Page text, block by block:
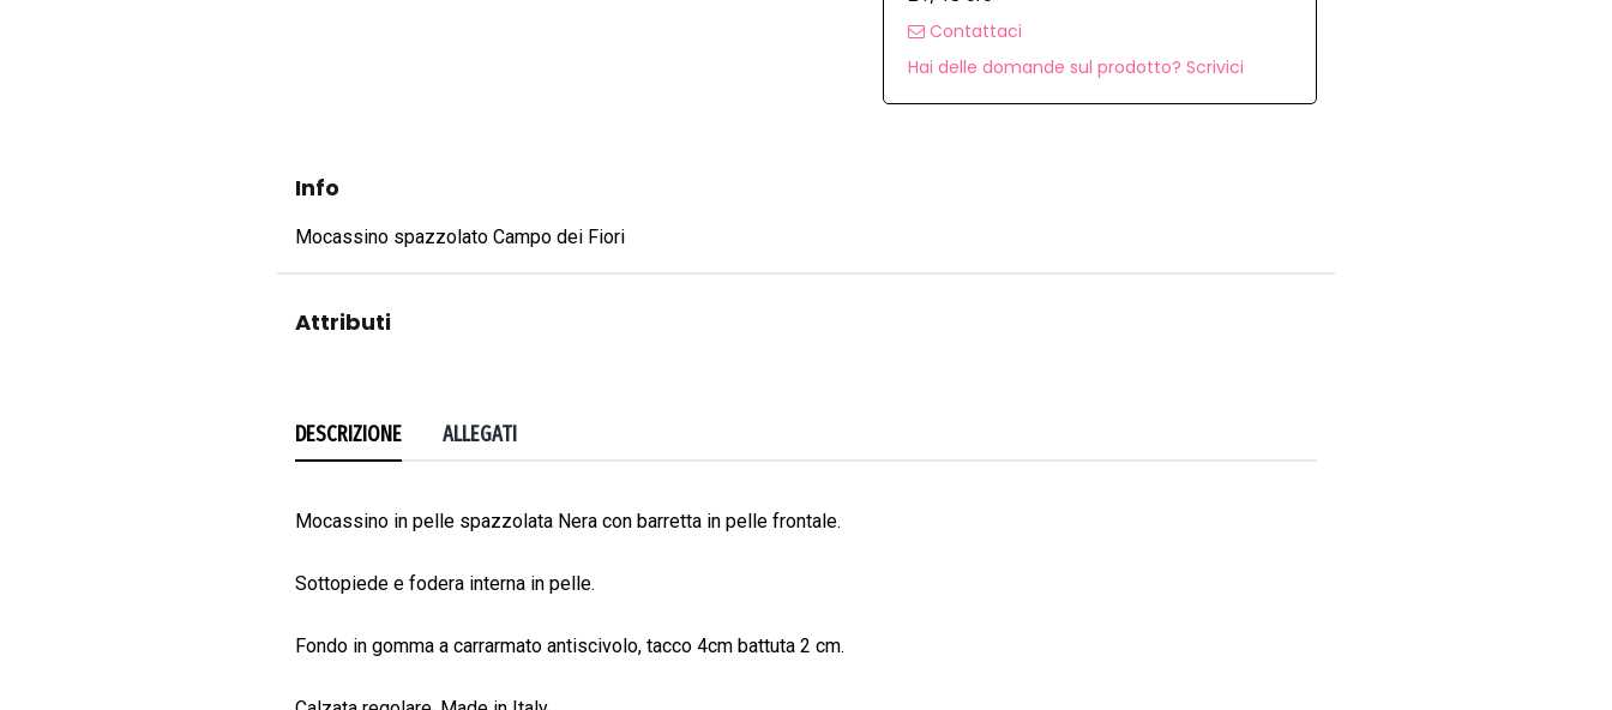
Contattaci
Hai delle domande sul prodotto? Scrivici
Info
Mocassino spazzolato Campo dei Fiori
Attributi
DESCRIZIONE ALLEGATI
Mocassino in pelle spazzolata Nera con barretta in pelle frontale.
Sottopiede e fodera interna in pelle.
Fondo in gomma a carrarmato antiscivolo, tacco 4cm battuta 2 cm.